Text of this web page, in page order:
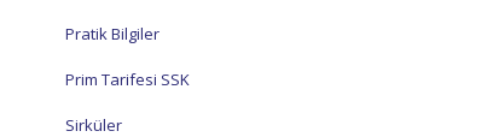
Pratik Bilgiler
Prim Tarifesi SSK
Sirküler